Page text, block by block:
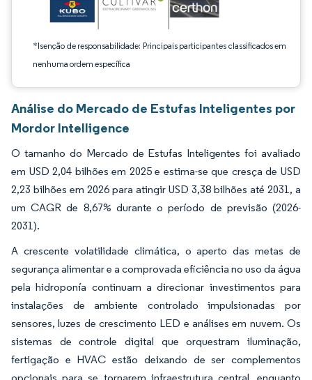
*Isenção de responsabilidade: Principais participantes classificados em
nenhuma ordem específica
Análise do Mercado de Estufas Inteligentes por
Mordor Intelligence
O tamanho do Mercado de Estufas Inteligentes foi avaliado
em USD 2,04 bilhões em 2025 e estima-se que cresça de USD
2,23 bilhões em 2026 para atingir USD 3,38 bilhões até 2031, a
um CAGR de 8,67% durante o período de previsão (2026-
2031).
A crescente volatilidade climática, o aperto das metas de
segurança alimentar e a comprovada eficiência no uso da água
pela hidroponía continuam a direcionar investimentos para
instalações de ambiente controlado impulsionadas por
sensores, luzes de crescimento LED e análises em nuvem. Os
sistemas de controle digital que orquestram iluminação,
fertigação e HVAC estão deixando de ser complementos